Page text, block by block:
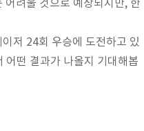
려울 것으로 예상되지만, 한
저 24회 우승에 도전하고 있
어떤 결과가 나올지 기대해봅